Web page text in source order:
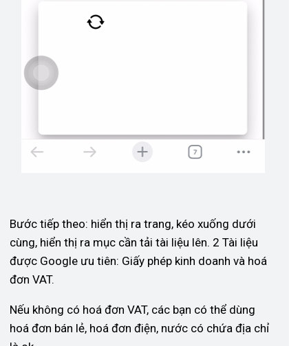
Bước tiếp theo: hiển thị ra trang, kéo xuống dưới
cùng, hiển thị ra mục cần tải tài liệu lên. 2 Tài liệu
được Google ưu tiên: Giấy phép kinh doanh và hoá
đơn VAT.
Nếu không có hoá đơn VAT, các bạn có thể dùng
hoá đơn bán lẻ, hoá đơn điện, nước có chứa địa chỉ